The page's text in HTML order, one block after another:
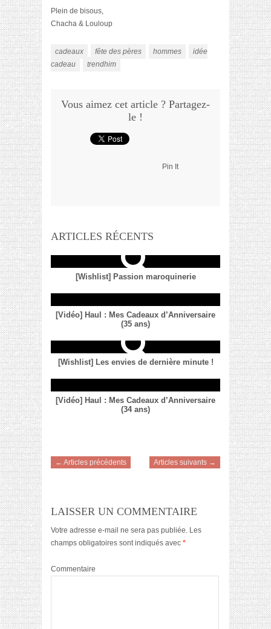
Plein de bisous,
Chacha & Louloup
cadeaux fête des pères hommes
idée
cadeau
trendhim
Vous aimez cet article ? Partagez-
le !
Pin It
ARTICLES RÉCENTS
[Wishlist] Passion maroquinerie
[Vidéo] Haul : Mes Cadeaux d’Anniversaire
(35 ans)
[Wishlist] Les envies de dernière minute !
[Vidéo] Haul : Mes Cadeaux d’Anniversaire
(34 ans)
← Articles précédents Articles suivants →
LAISSER UN COMMENTAIRE
Votre adresse e-mail ne sera pas publiée. Les
champs obligatoires sont indiqués avec *
Commentaire